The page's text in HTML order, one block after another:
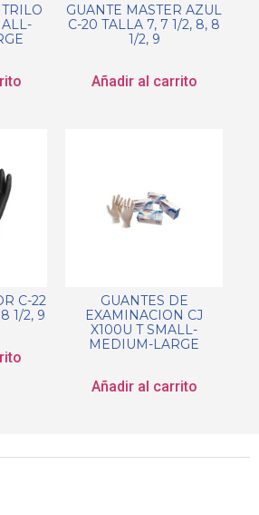
GUANTE MASTER AZUL
C-20 TALLA 7, 7 1/2, 8, 8
1/2, 9
Añadir al carrito
C-22
1/2, 9
GUANTES DE
EXAMINACION CJ
X100U T SMALL-
MEDIUM-LARGE
Añadir al carrito